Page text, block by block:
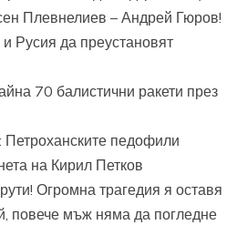
Плевнелиев – Андрей Гюров!
Русия да преустановят
70 балистични ракети през
педофили
на Кирил Петков
Огромна трагедия я оставя
повече мъж няма да погледне